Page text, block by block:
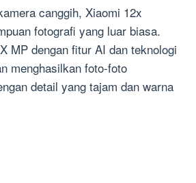
canggih, Xiaomi 12x
fotografi yang luar biasa.
MP dengan fitur AI dan teknologi
menghasilkan foto-foto
detail yang tajam dan warna